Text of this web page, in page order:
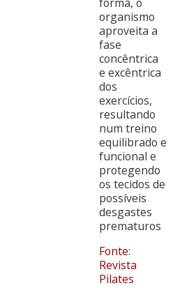
organismo
aproveita a
fase
concêntrica
e excêntrica
dos
exercícios,
resultando
num treino
equilibrado e
funcional e
protegendo
os tecidos de
possíveis
desgastes
prematuros
Fonte:
Revista
Pilates